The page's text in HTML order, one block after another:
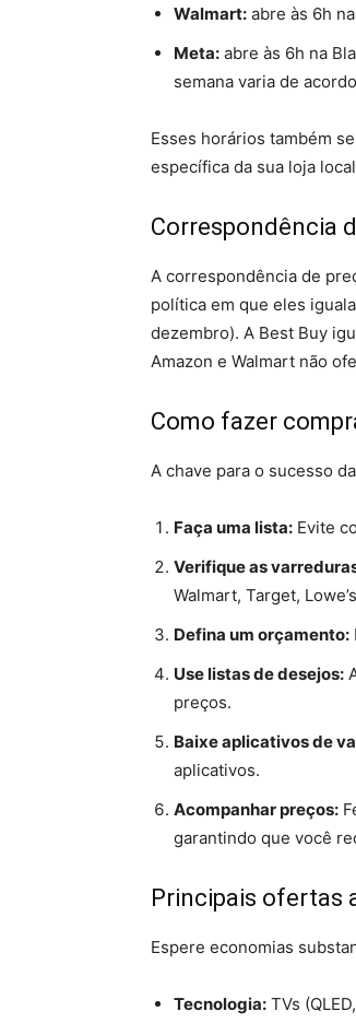
Walmart: abre às 6h
Meta: abre às 6h na
semana varia de
Esses horários também
específica da sua loja
Correspondência
A correspondência de
política em que eles
dezembro). A Best Buy
Amazon e Walmart não
Como fazer
A chave para o sucesso
Faça uma lista: Evite
Verifique as
Walmart, Target,
Defina um orçamento:
Use listas de desejos:
preços.
Baixe aplicativos de
aplicativos.
Acompanhar preços:
garantindo que você
Principais ofertas
Espere economias
Tecnologia: TVs